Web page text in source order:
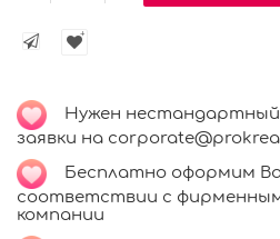
Нужен нестандартный
заявки на
Бесплатно оформим
соответствии с
компании